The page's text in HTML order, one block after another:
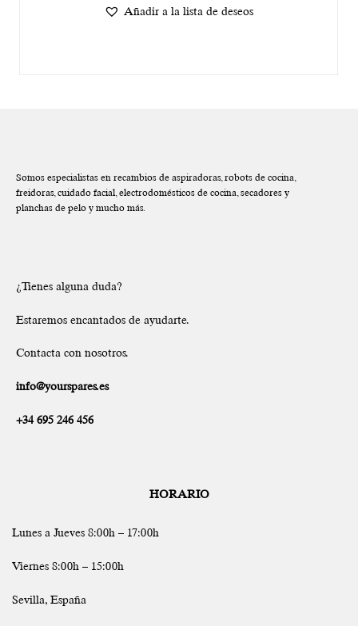
Añadir a la lista de deseos
Somos especialistas en recambios de aspiradoras, robots de cocina,
freidoras, cuidado facial, electrodomésticos de cocina, secadores y
planchas de pelo y mucho más.
¿Tienes alguna duda?
Estaremos encantados de ayudarte.
Contacta con nosotros.
info@yourspares.es
+34 695 246 456
HORARIO
Lunes a Jueves 8:00h – 17:00h
Viernes 8:00h – 15:00h
Sevilla, España